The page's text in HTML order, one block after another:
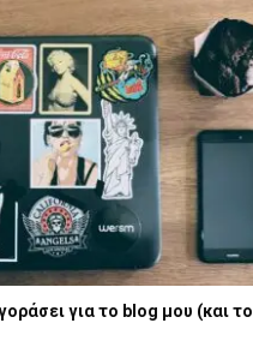
για το blog μου (και το